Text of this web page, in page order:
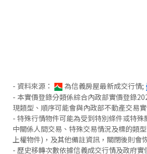
- 資料來源： 為信義房屋最新成交行情;
- 本實價登錄分類係綜合內政部實價登錄
現類型、順序可能會與內政部不動產交易
- 特殊行情物件可能為受到特別條件或特
中關係人間交易、特殊交易情況及標的類
上權物件)，及其他備註資訊，關閉後則會
- 歷史移轉次數依據信義成交行情及政府